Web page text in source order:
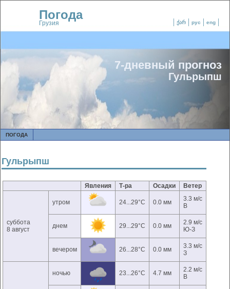
ქარ рус eng
Погода
Грузия
7-дневный прогноз
Гульрыпш
ПОГОДА
Гульрыпш
Явления Т-ра Осадки Ветер
суббота
8 август
утром 24...29°C 0.0 мм
3.3 м/с
В
днем 29...29°C 0.0 мм
2.9 м/с
Ю-З
вечером 26...28°C 0.0 мм
3.3 м/с
З
ночью 23...26°C 4.7 мм
2.2 м/с
В